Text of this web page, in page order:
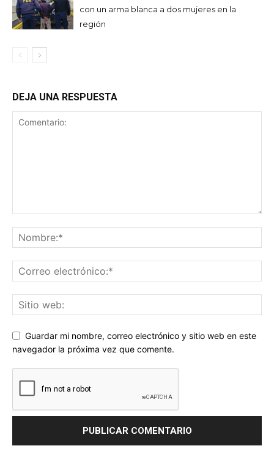
con un arma blanca a dos mujeres en la
región
DEJA UNA RESPUESTA
Guardar mi nombre, correo electrónico y sitio web en este
navegador la próxima vez que comente.